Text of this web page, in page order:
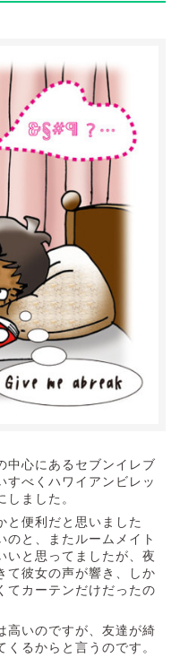
にあるセブンイレブ
すべくハワイアンビレッ
ました。
便利だと思いました
のと、またルームメイト
いと思ってましたが、夜
て彼女の声が響き、しか
てカーテンだけだったの
のですが、友達が綺
るからと言うのです。